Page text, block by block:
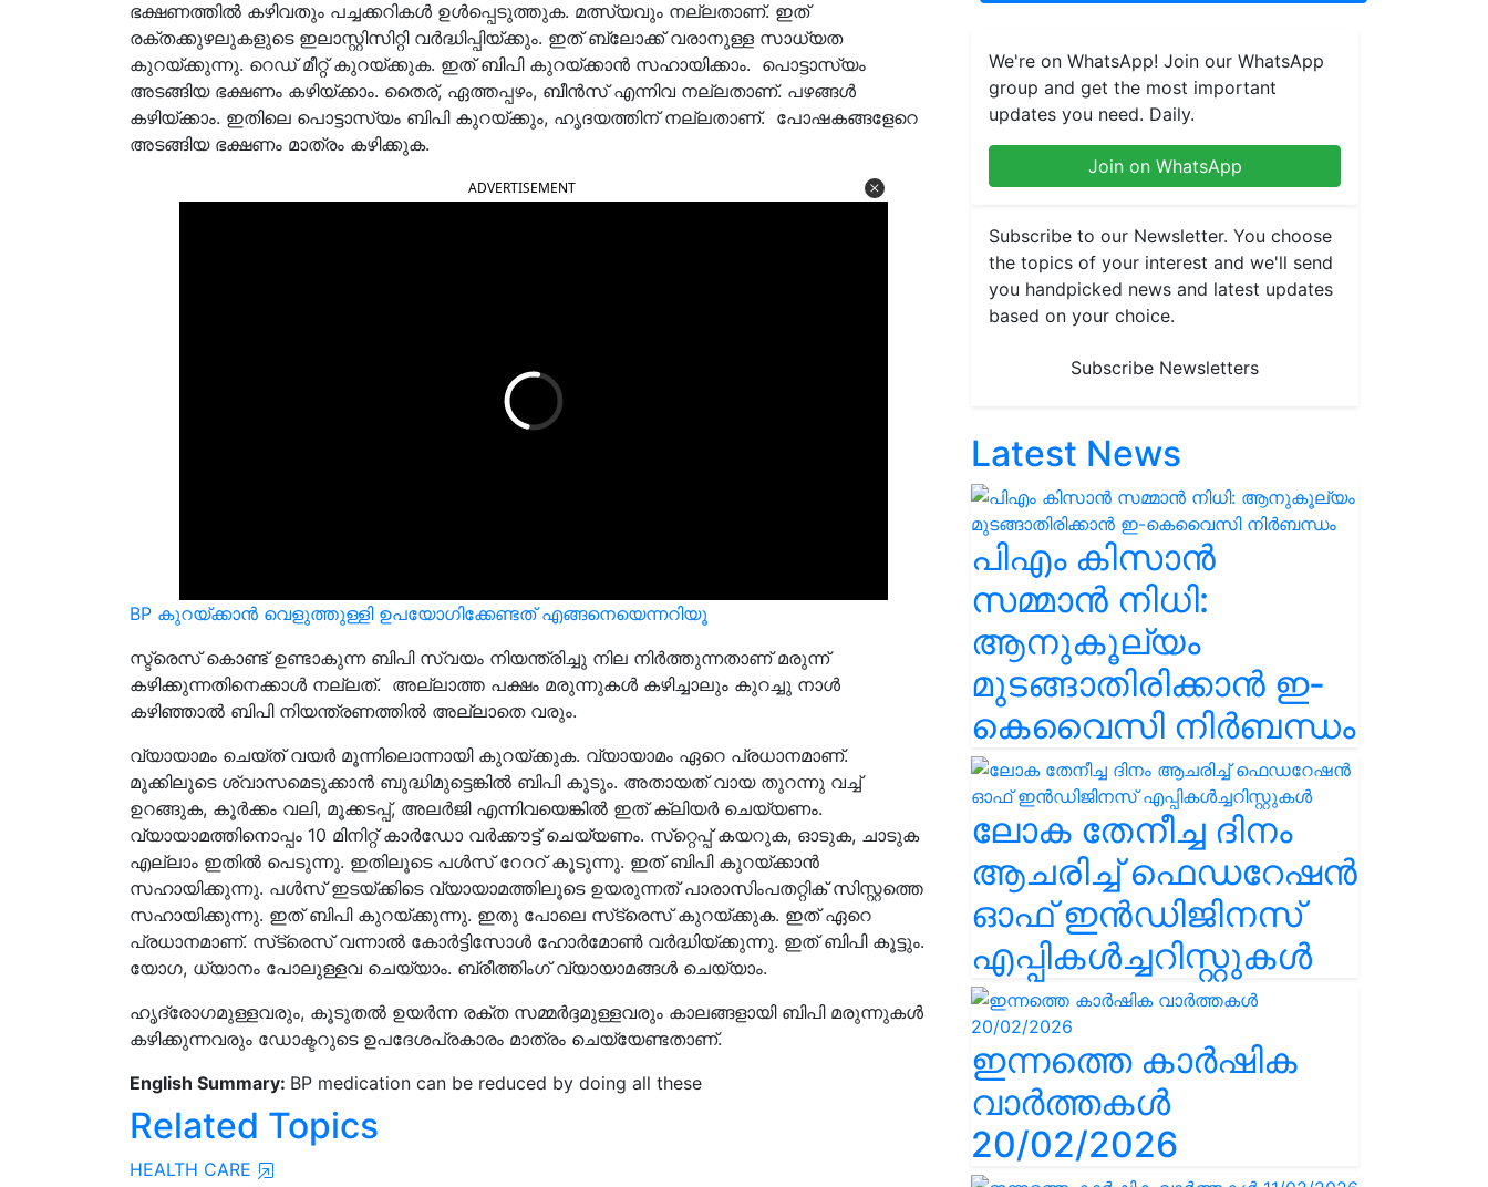
ഭക്ഷണത്തില്‍ കഴിവതും പച്ചക്കറികള്‍ ഉള്‍പ്പെടുത്തുക. മത്സ്യവും നല്ലതാണ്. ഇത്
രക്തക്കുഴലുകളുടെ ഇലാസ്റ്റിസിറ്റി വര്‍ദ്ധിപ്പിയ്ക്കും. ഇത് ബ്ലോക്ക് വരാനുള്ള സാധ്യത
കുറയ്ക്കുന്നു. റെഡ് മീറ്റ് കുറയ്ക്കുക. ഇത് ബിപി കുറയ്ക്കാന്‍ സഹായിക്കാം. പൊട്ടാസ്യം
അടങ്ങിയ ഭക്ഷണം കഴിയ്ക്കാം. തൈര്, ഏത്തപ്പഴം, ബീന്‍സ് എന്നിവ നല്ലതാണ്. പഴങ്ങള്‍
കഴിയ്ക്കാം. ഇതിലെ പൊട്ടാസ്യം ബിപി കുറയ്ക്കും, ഹൃദയത്തിന് നല്ലതാണ്. പോഷകങ്ങളേറെ
അടങ്ങിയ ഭക്ഷണം മാത്രം കഴിക്കുക.
ADVERTISEMENT
BP കുറയ്ക്കാന്‍ വെളുത്തുള്ളി ഉപയോഗിക്കേണ്ടത് എങ്ങനെയെന്നറിയൂ
സ്ട്രെസ് കൊണ്ട് ഉണ്ടാകുന്ന ബിപി സ്വയം നിയന്ത്രിച്ചു നില നിര്‍ത്തുന്നതാണ് മരുന്ന്
കഴിക്കുന്നതിനെക്കാൾ നല്ലത്. അല്ലാത്ത പക്ഷം മരുന്നുകള്‍ കഴിച്ചാലും കുറച്ചു നാള്‍
കഴിഞ്ഞാല്‍ ബിപി നിയന്ത്രണത്തില്‍ അല്ലാതെ വരും.
വ്യായാമം ചെയ്‌ത്‌ വയര്‍ മൂന്നിലൊന്നായി കുറയ്ക്കുക. വ്യായാമം ഏറെ പ്രധാനമാണ്.
മൂക്കിലൂടെ ശ്വാസമെടുക്കാന്‍ ബുദ്ധിമുട്ടെങ്കില്‍ ബിപി കൂടും. അതായത് വായ തുറന്നു വച്ച്
ഉറങ്ങുക, കൂര്‍ക്കം വലി, മൂക്കടപ്പ്, അലര്‍ജി എന്നിവയെങ്കില്‍ ഇത് ക്ലിയര്‍ ചെയ്യണം.
വ്യായാമത്തിനൊപ്പം 10 മിനിറ്റ് കാര്‍ഡോ വര്‍ക്കൗട്ട് ചെയ്യണം. സ്‌റ്റെപ്പ് കയറുക, ഓടുക, ചാടുക
എല്ലാം ഇതില്‍ പെടുന്നു. ഇതിലൂടെ പള്‍സ് റേററ് കൂടുന്നു. ഇത് ബിപി കുറയ്ക്കാന്‍
സഹായിക്കുന്നു. പള്‍സ് ഇടയ്ക്കിടെ വ്യായാമത്തിലൂടെ ഉയരുന്നത് പാരാസിംപതറ്റിക് സിസ്റ്റത്തെ
സഹായിക്കുന്നു. ഇത് ബിപി കുറയ്ക്കുന്നു. ഇതു പോലെ സ്‌ട്രെസ് കുറയ്ക്കുക. ഇത് ഏറെ
പ്രധാനമാണ്. സ്‌ട്രെസ് വന്നാല്‍ കോര്‍ട്ടിസോള്‍ ഹോര്‍മോണ്‍ വര്‍ദ്ധിയ്ക്കുന്നു. ഇത് ബിപി കൂട്ടും.
യോഗ, ധ്യാനം പോലുള്ളവ ചെയ്യാം. ബ്രീത്തിംഗ് വ്യായാമങ്ങള്‍ ചെയ്യാം.
ഹൃദ്രോഗമുള്ളവരും, കൂടുതൽ ഉയർന്ന രക്ത സമ്മർദ്ദമുള്ളവരും കാലങ്ങളായി ബിപി മരുന്നുകൾ
കഴിക്കുന്നവരും ഡോക്ടറുടെ ഉപദേശപ്രകാരം മാത്രം ചെയ്യേണ്ടതാണ്.
English Summary: BP medication can be reduced by doing all these
Related Topics
HEALTH CARE
We're on WhatsApp! Join our WhatsApp
group and get the most important
updates you need. Daily.
Join on WhatsApp
Subscribe to our Newsletter. You choose
the topics of your interest and we'll send
you handpicked news and latest updates
based on your choice.
Subscribe Newsletters
Latest News
പിഎം കിസാൻ
സമ്മാൻ നിധി:
ആനുകൂല്യം
മുടങ്ങാതിരിക്കാൻ ഇ-
കെവൈസി നിർബന്ധം
ലോക തേനീച്ച ദിനം
ആചരിച്ച് ഫെഡറേഷൻ
ഓഫ് ഇൻഡിജിനസ്
എപ്പികൾച്ചറിസ്റ്റുകൾ
ഇന്നത്തെ കാർഷിക
വാർത്തകൾ
20/02/2026